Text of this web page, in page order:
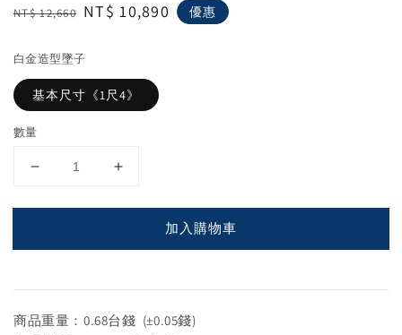
Regular
NT$ 12,660 Sale
NT$ 10,890 優惠
白金造型墜子
基本尺寸《1尺4》
數量
加入購物車
商品重量：0.68台錢 (±0.05錢)